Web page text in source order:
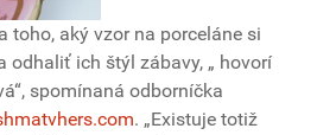
toho, aký vzor na porceláne si
odhaliť ich štýl zábavy, „ hovorí
spomínaná odborníčka
. „Existuje totiž